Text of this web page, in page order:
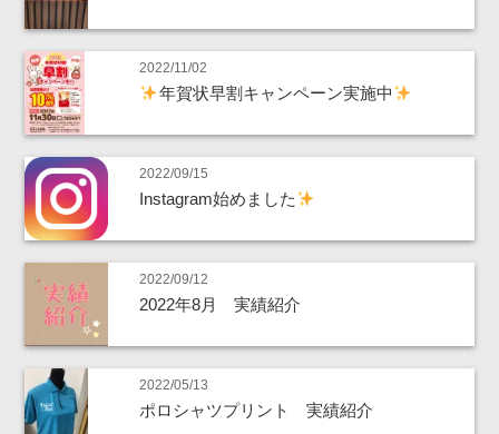
2022/11/02
年賀状早割キャンペーン実施中
2022/09/15
Instagram始めました
2022/09/12
2022年8月 実績紹介
2022/05/13
ポロシャツプリント 実績紹介